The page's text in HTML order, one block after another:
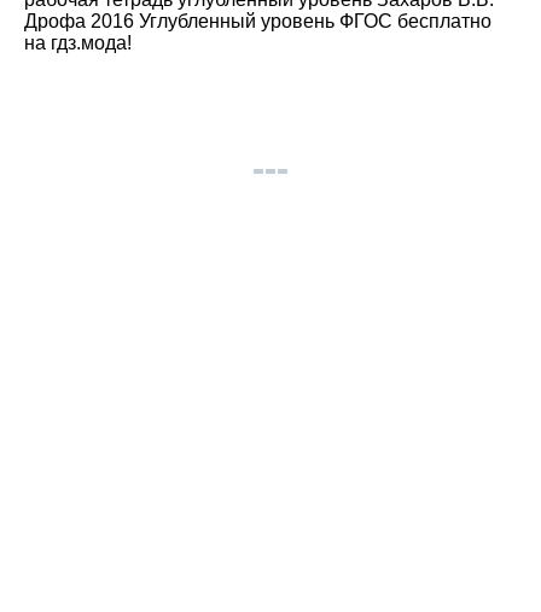
Дрофа 2016 Углубленный уровень ФГОС бесплатно
на гдз.мода!